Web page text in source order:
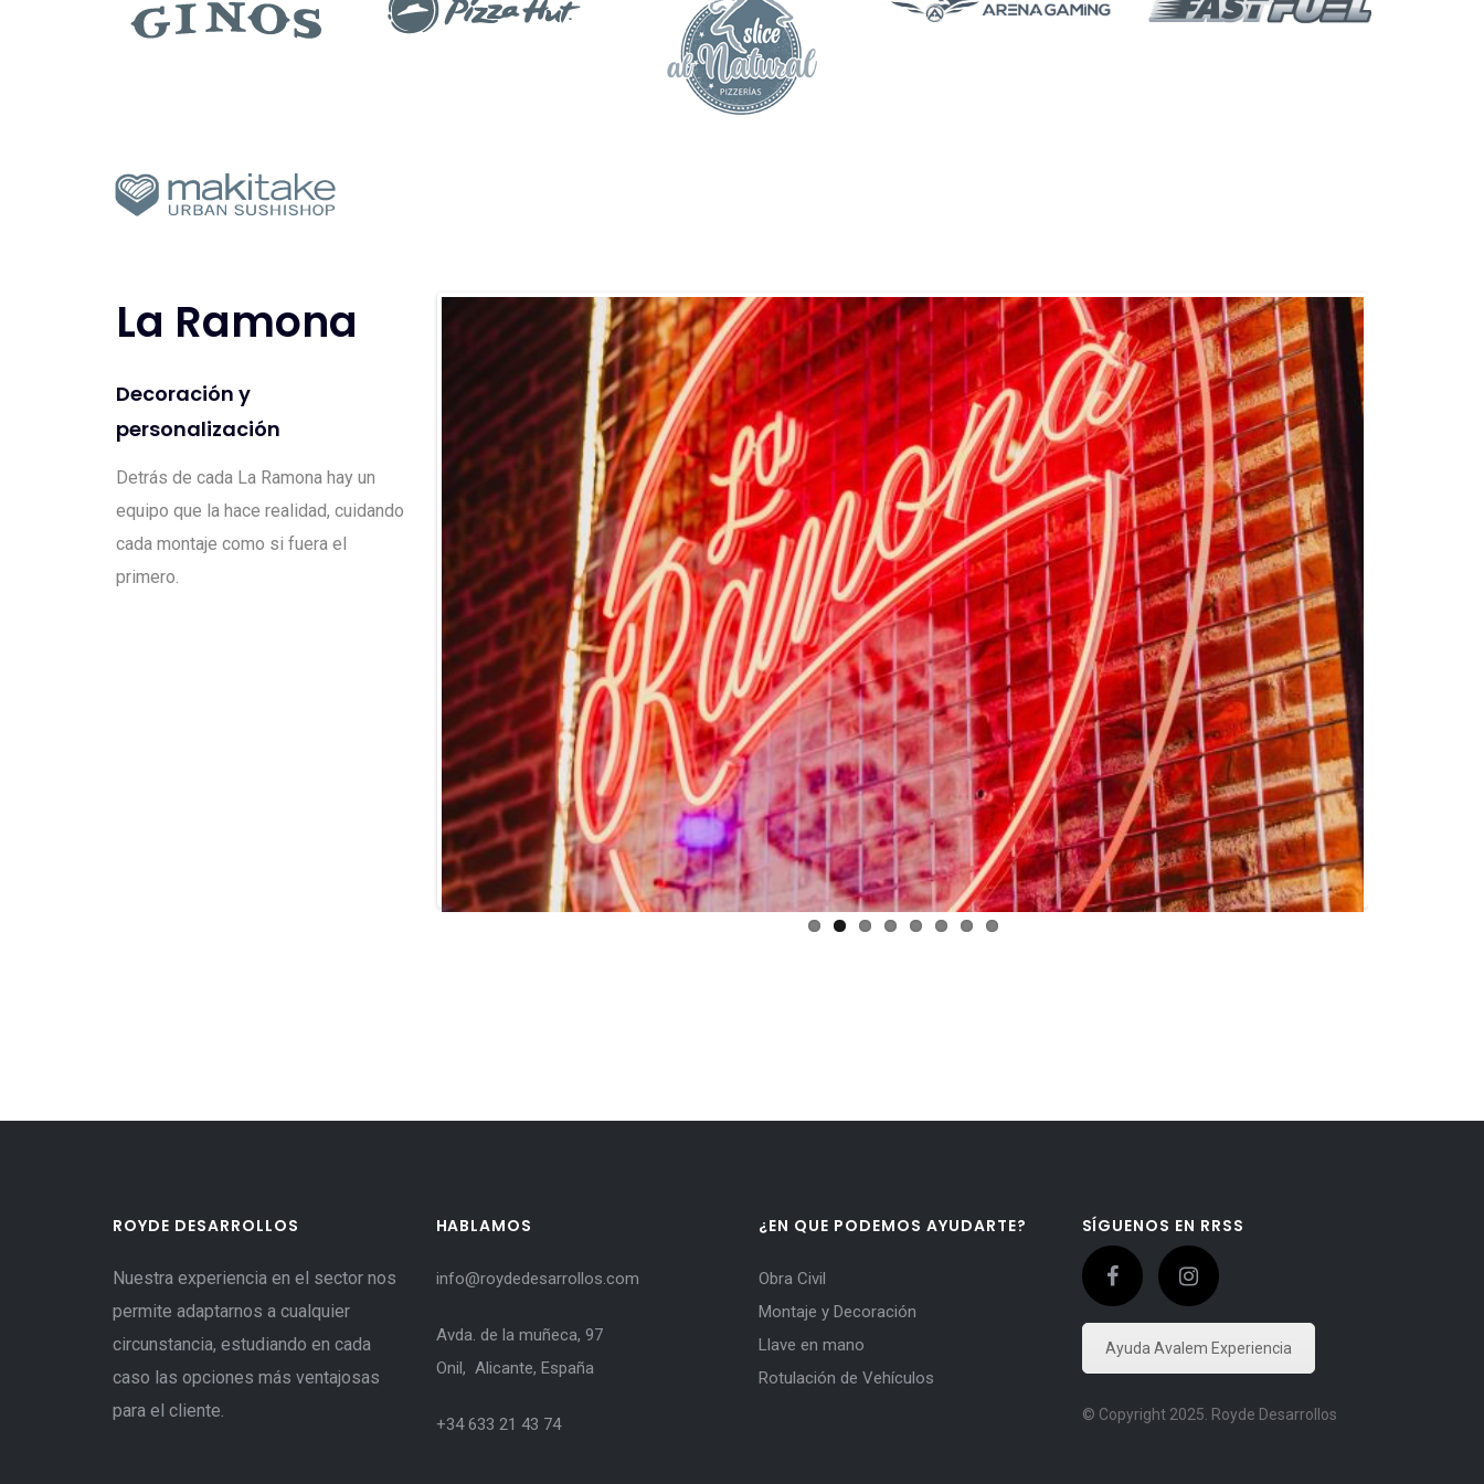
La Ramona
Decoración y
personalización
Detrás de cada La Ramona hay un
equipo que la hace realidad, cuidando
cada montaje como si fuera el
primero.
ROYDE DESARROLLOS
Nuestra experiencia en el sector nos
permite adaptarnos a cualquier
circunstancia, estudiando en cada
caso las opciones más ventajosas
para el cliente.
HABLAMOS
info@roydedesarrollos.com
Avda. de la muñeca, 97
Onil, Alicante, España
+34 633 21 43 74
¿EN QUE PODEMOS AYUDARTE?
Obra Civil
Montaje y Decoración
Llave en mano
Rotulación de Vehículos
SÍGUENOS EN RRSS
Ayuda Avalem Experiencia
© Copyright 2025. Royde Desarrollos